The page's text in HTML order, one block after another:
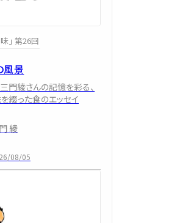
」 第26回
風景
門綾さんの記憶を彩る、
綴った食のエッセイ
綾
08/05